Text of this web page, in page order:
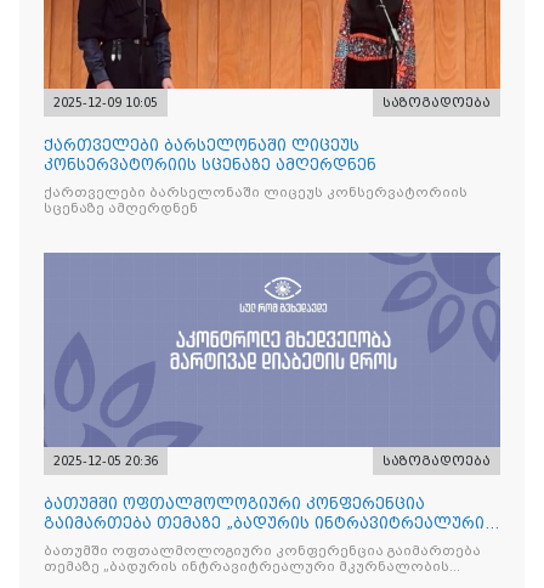
2025-12-09 10:05 საზოგადოება
ქართველები ბარსელონაში ლიცეუს
კონსერვატორიის სცენაზე ამღერდნენ
ქართველები ბარსელონაში ლიცეუს კონსერვატორიის
სცენაზე ამღერდნენ
2025-12-05 20:36 საზოგადოება
ბათუმში ოფთალმოლოგიური კონფერენცია
გაიმართება თემაზე „ბადურის ინტრავიტრეალური
მკურნალობის ოპტიმიზაცი
ბათუმში ოფთალმოლოგიური კონფერენცია გაიმართება
თემაზე „ბადურის ინტრავიტრეალური მკურნალობის